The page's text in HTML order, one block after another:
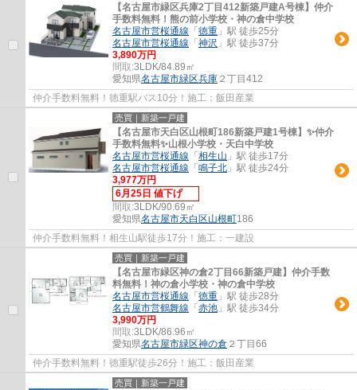
【名古屋市緑区兵庫2丁目412新築戸建A号棟】仲介
手数料無料！熊の前小学校・神の倉中学校
名古屋市営桜通線 「 徳重 」駅 徒歩25分
名古屋市営桜通線 「 神沢 」駅 徒歩37分
3,890万円
間取:3LDK/84.89㎡
愛知県名古屋市緑区兵庫 ２丁目412
仲介手数料無料！徳重駅バス10分！施工：飯田産業
売買｜新築一戸建
【名古屋市天白区山根町186新築戸建1号棟】✨️仲介
手数料無料✨️山根小学校・天白中学校
名古屋市営桜通線 「 相生山 」駅 徒歩17分
名古屋市営桜通線 「 鳴子北 」駅 徒歩24分
3,977万円
6月25日 値下げ
間取:3LDK/90.69㎡
愛知県名古屋市天白区山根町186
仲介手数料無料！相生山駅徒歩17分！施工：一建設
売買｜新築一戸建
【名古屋市緑区神の倉2丁目66新築戸建】仲介手数
料無料！神の倉小学校・神の倉中学校
名古屋市営桜通線 「 徳重 」駅 徒歩28分
名古屋市営鶴舞線 「 赤池 」駅 徒歩34分
3,990万円
間取:3LDK/86.96㎡
愛知県名古屋市緑区神の倉 ２丁目66
仲介手数料無料！徳重駅徒歩26分！施工：飯田産業
売買｜新築一戸建